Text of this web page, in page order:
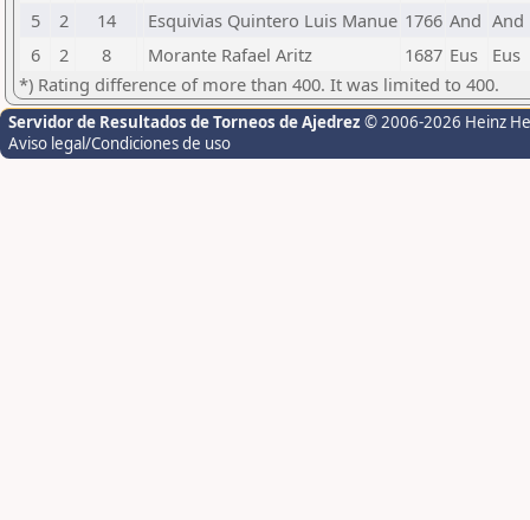
5
2 14 Esquivias Quintero Luis Manue 1766 And And
6
2 8 Morante Rafael Aritz 1687 Eus
Eus
*) Rating difference of more than 400. It was limited to 400.
Servidor de Resultados de Torneos de Ajedrez © 2006-2026 Heinz
Aviso legal/Condiciones de uso